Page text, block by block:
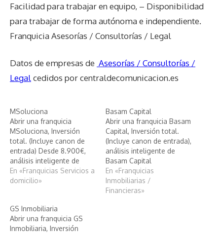
Facilidad para trabajar en equipo, – Disponibilidad
para trabajar de forma autónoma e independiente.
Franquicia Asesorías / Consultorías / Legal
Datos de empresas de Asesorías / Consultorías /
Legalcedidos por centraldecomunicacion.es
MSoluciona
Abrir una franquicia
MSoluciona, Inversión
total. (Incluye canon de
entrada) Desde 8.900€,
análisis inteligente de
MSoluciona
En «Franquicias Servicios a
domicilio»
Basam Capital
Abrir una franquicia Basam
Capital, Inversión total.
(Incluye canon de entrada),
análisis inteligente de
Basam Capital
En «Franquicias
Inmobiliarias /
Financieras»
GS Inmobiliaria
Abrir una franquicia GS
Inmobiliaria, Inversión